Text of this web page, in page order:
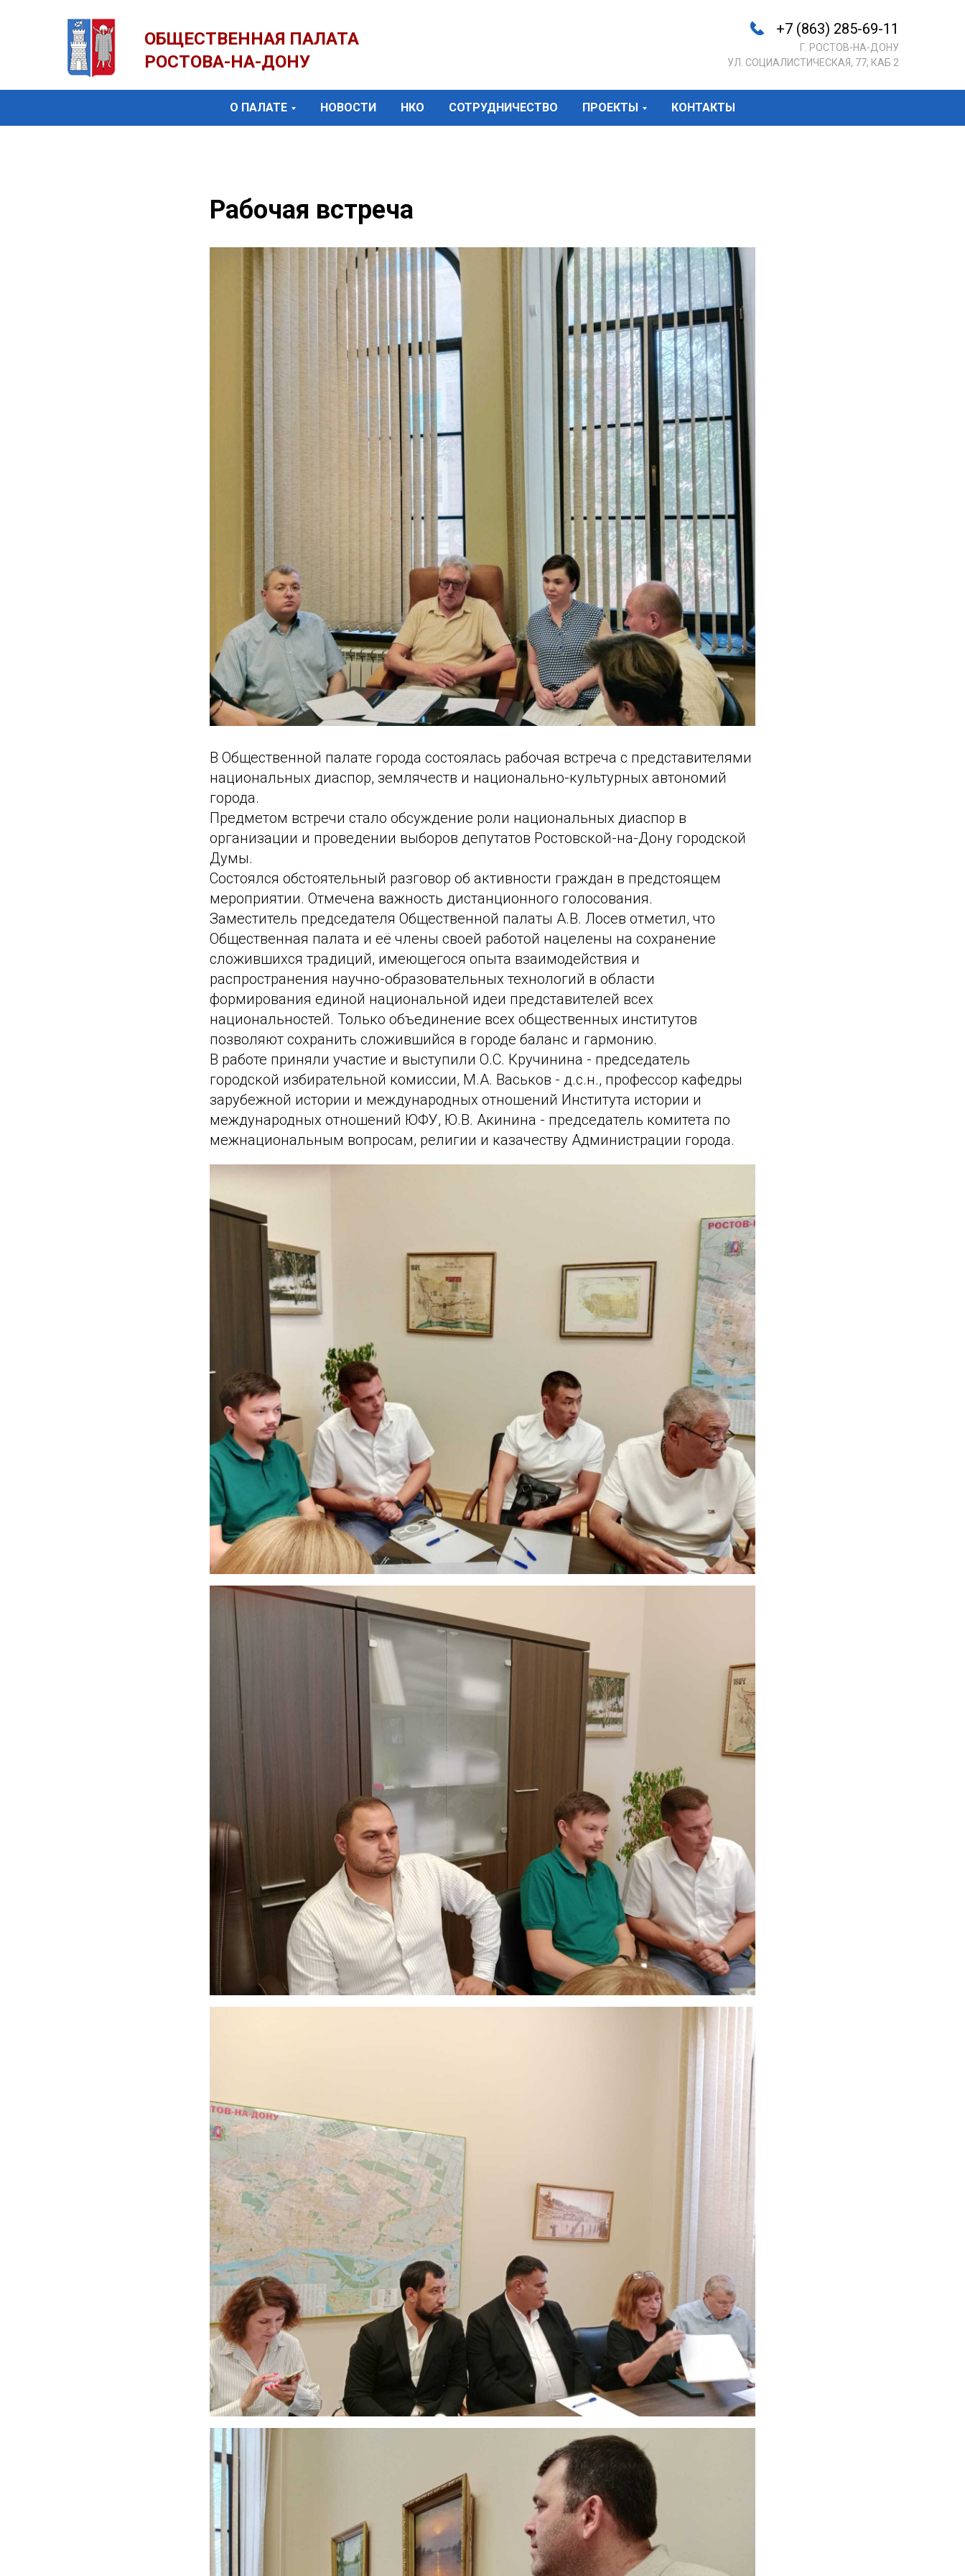
ОБЩЕСТВЕННАЯ ПАЛАТА
РОСТОВА-НА-ДОНУ
+7 (863) 285-69-11
Г. РОСТОВ-НА-ДОНУ
УЛ. СОЦИАЛИСТИЧЕСКАЯ, 77, КАБ 2
О ПАЛАТЕ НОВОСТИ НКО СОТРУДНИЧЕСТВО ПРОЕКТЫ КОНТАКТЫ
Рабочая встреча
В Общественной палате города состоялась рабочая встреча с представителями
национальных диаспор, землячеств и национально-культурных автономий
города.
Предметом встречи стало обсуждение роли национальных диаспор в
организации и проведении выборов депутатов Ростовской-на-Дону городской
Думы.
Состоялся обстоятельный разговор об активности граждан в предстоящем
мероприятии. Отмечена важность дистанционного голосования.
Заместитель председателя Общественной палаты А.В. Лосев отметил, что
Общественная палата и её члены своей работой нацелены на сохранение
сложившихся традиций, имеющегося опыта взаимодействия и
распространения научно-образовательных технологий в области
формирования единой национальной идеи представителей всех
национальностей. Только объединение всех общественных институтов
позволяют сохранить сложившийся в городе баланс и гармонию.
В работе приняли участие и выступили О.С. Кручинина - председатель
городской избирательной комиссии, М.А. Васьков - д.с.н., профессор кафедры
зарубежной истории и международных отношений Института истории и
международных отношений ЮФУ, Ю.В. Акинина - председатель комитета по
межнациональным вопросам, религии и казачеству Администрации города.